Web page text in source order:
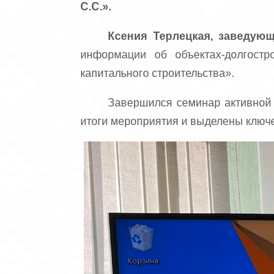
С.С.».
Ксения Терлецкая,
информации об объектах-
капитального строительства».
Завершился семинар
итоги мероприятия и выделены